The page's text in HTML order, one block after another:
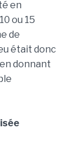
en
ou 15
de
était donc
donnant